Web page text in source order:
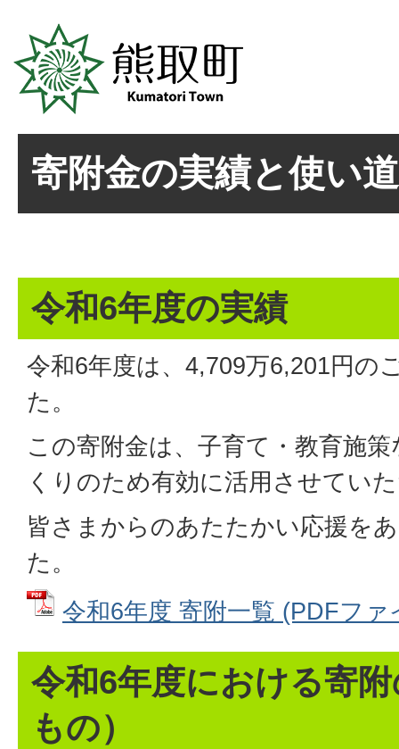
寄附金の実績と使い
令和6年度の実績
令和6年度は、4,709万6,201円の
た。
この寄附金は、子育て・教育施
くりのため有効に活用させてい
皆さまからのあたたかい応援を
た。
令和6年度 寄附一覧 (PDFファ
令和6年度における寄
もの）